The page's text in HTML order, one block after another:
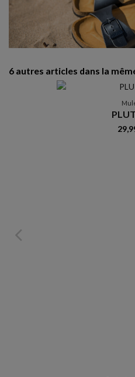
6 autres articles dans la